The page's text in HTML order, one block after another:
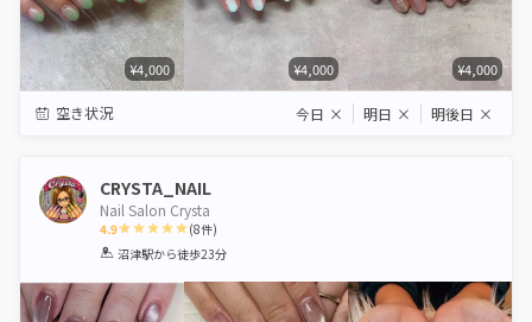
¥4,000 ¥4,000 ¥4,000
空き状況 今日 × 明日 × 明後日 ×
CRYSTA_NAIL
Nail Salon Crysta
4.9
1 2 3 4 5
(8件)
沼津駅から徒歩23分